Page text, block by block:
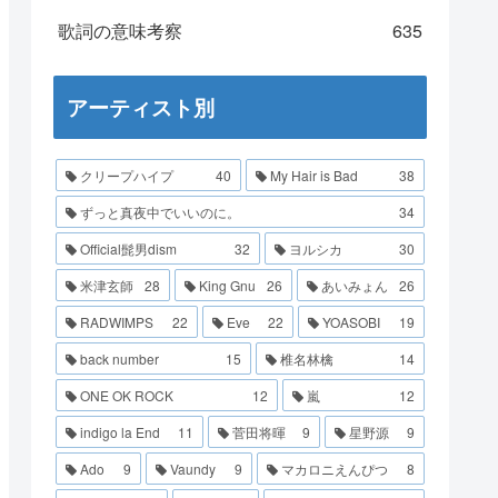
歌詞の意味考察 635
アーティスト別
クリープハイプ 40 My Hair is Bad
38
ずっと真夜中でいいのに。
34
Official髭男dism
32 ヨルシカ
30
米津玄師 28 King Gnu 26 あいみょん
26
RADWIMPS
22 Eve 22 YOASOBI
19
back number
15 椎名林檎
14
ONE OK ROCK
12 嵐
12
indigo la End
11 菅田将暉 9 星野源
9
Ado
9 Vaundy 9 マカロニえんぴつ
8